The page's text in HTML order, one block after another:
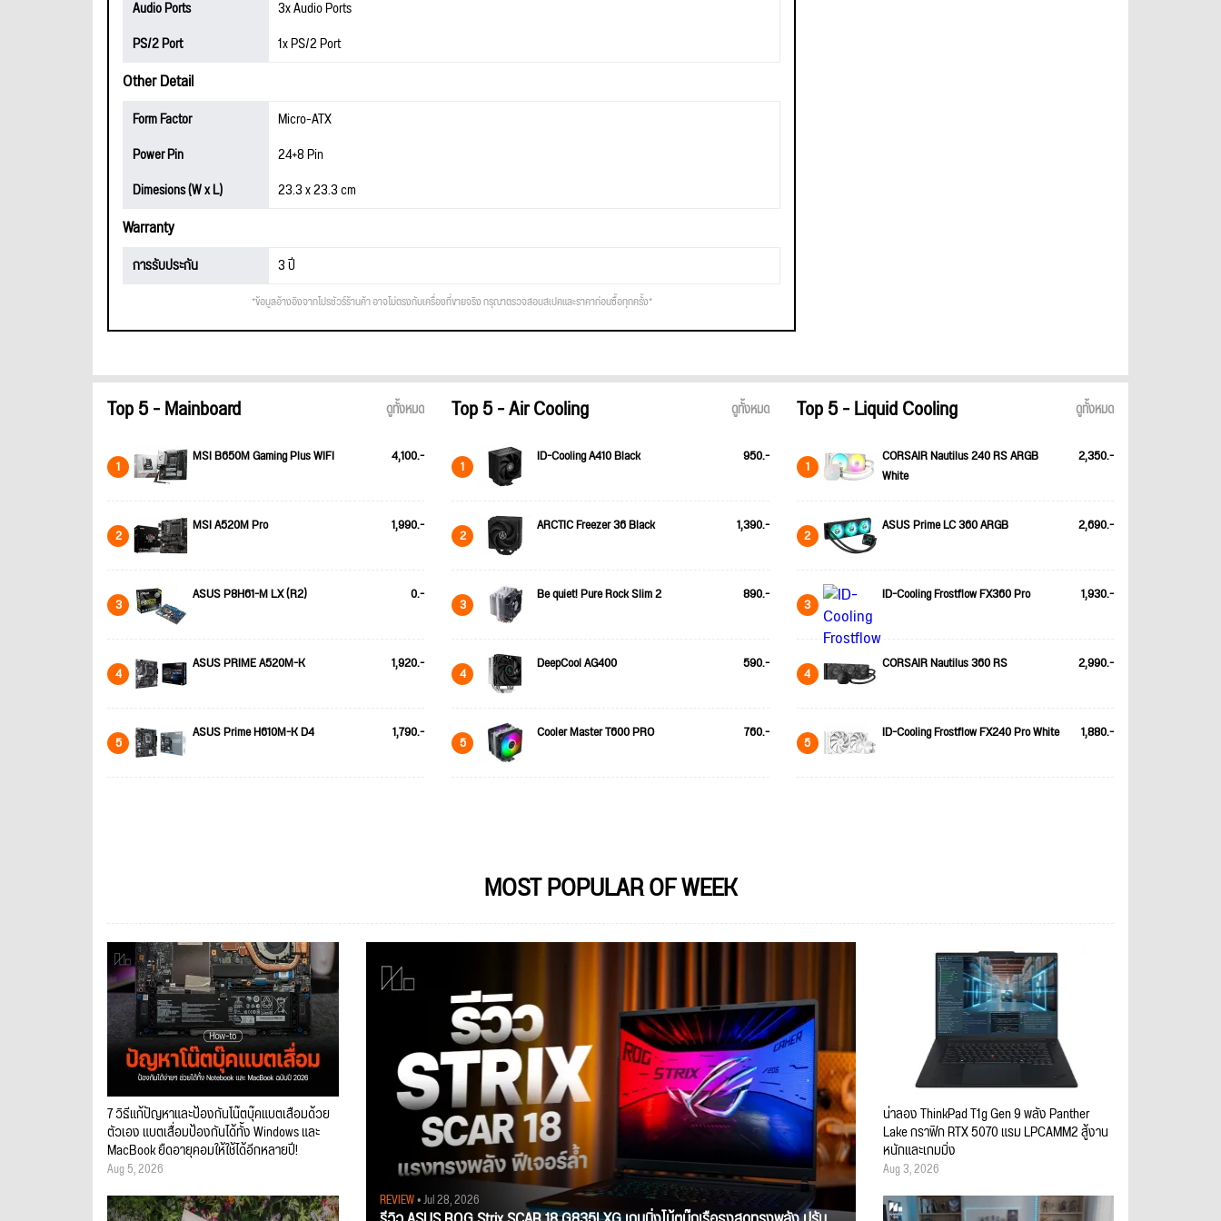
Audio Ports
3x Audio Ports
PS/2 Port
1x PS/2 Port
Other Detail
Form Factor
Micro-ATX
Power Pin
24+8 Pin
Dimesions (W x L)
23.3 x 23.3 cm
Warranty
การรับประกัน 3 ปี
*ข้อมูลอ้างอิงจากโปรชัวร์ร้านค้า อาจไม่ตรงกับเครื่องที่ขายจริง กรุณาตรวจสอบสเปคและราคาก่อนซื้อทุกครั้ง*
Top 5 - Mainboard ดูทั้งหมด
1 MSI B650M Gaming Plus WIFI 4,100.-
2 MSI A520M Pro 1,990.-
3 ASUS P8H61-M LX (R2) 0.-
4 ASUS PRIME A520M-K 1,920.-
5 ASUS Prime H610M-K D4 1,790.-
Top 5 - Air Cooling ดูทั้งหมด
1 ID-Cooling A410 Black 950.-
2 ARCTIC Freezer 36 Black 1,390.-
3 Be quiet! Pure Rock Slim 2 890.-
4 DeepCool AG400 590.-
5 Cooler Master T600 PRO 760.-
Top 5 - Liquid Cooling ดูทั้งหมด
1
CORSAIR Nautilus 240 RS ARGB
White
2,350.-
2 ASUS Prime LC 360 ARGB 2,690.-
3 ID-Cooling Frostflow FX360 Pro 1,930.-
4 CORSAIR Nautilus 360 RS 2,990.-
5 ID-Cooling Frostflow FX240 Pro White 1,880.-
MOST POPULAR OF WEEK
REVIEW• Jul 28, 2026
7 วิธีแก้ปัญหาและป้องกันโน๊ตบุ๊คแบตเสื่อมด้วย
ตัวเอง แบตเสื่อมป้องกันได้ทั้ง Windows และ
MacBook ยืดอายุคอมให้ใช้ได้อีกหลายปี!
Aug 5, 2026
น่าลอง ThinkPad T1g Gen 9 พลัง Panther
Lake กราฟิก RTX 5070 แรม LPCAMM2 สู้งาน
หนักและเกมมิ่ง
Aug 3, 2026